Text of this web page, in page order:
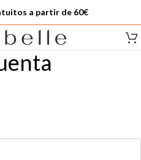
a partir de 60€